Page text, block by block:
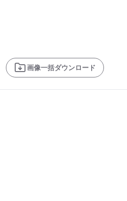
画像一括ダウンロード